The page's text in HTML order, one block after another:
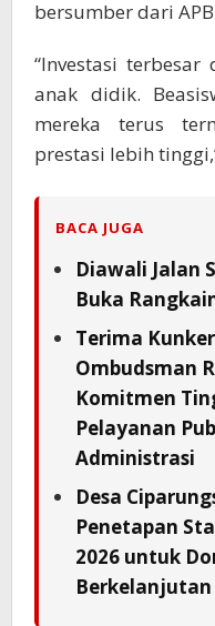
bersumber dari
“Investasi
anak didik.
mereka terus
prestasi lebih
BACA JUGA
Diawali Jalan
Buka
Terima
Ombudsman
Komitmen
Pelayanan
Administrasi
Desa
Penetapan
2026 untuk
Berkelanjutan